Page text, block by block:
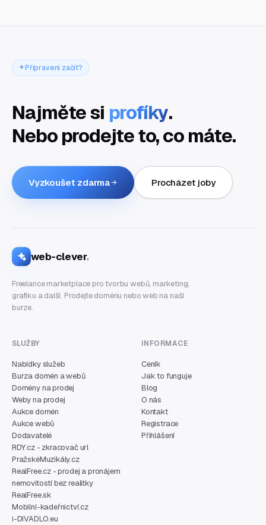
Připraveni začít?
Najměte si profíky.
Nebo prodejte to, co máte.
Vyzkoušet zdarma Procházet joby
web-clever.
Freelance marketplace pro tvorbu webů, marketing,
grafiku a další. Prodejte doménu nebo web na naší
burze.
SLUŽBY
Nabídky služeb
Burza domén a webů
Domény na prodej
Weby na prodej
Aukce domén
Aukce webů
Dodavatelé
RDY.cz - zkracovač url
PražskéMuzikály.cz
RealFree.cz - prodej a pronájem
nemovitostí bez realitky
RealFree.sk
Mobilní-kadeřnictví.cz
i-DIVADLO.eu
INFORMACE
Ceník
Jak to funguje
Blog
O nás
Kontakt
Registrace
Přihlášení